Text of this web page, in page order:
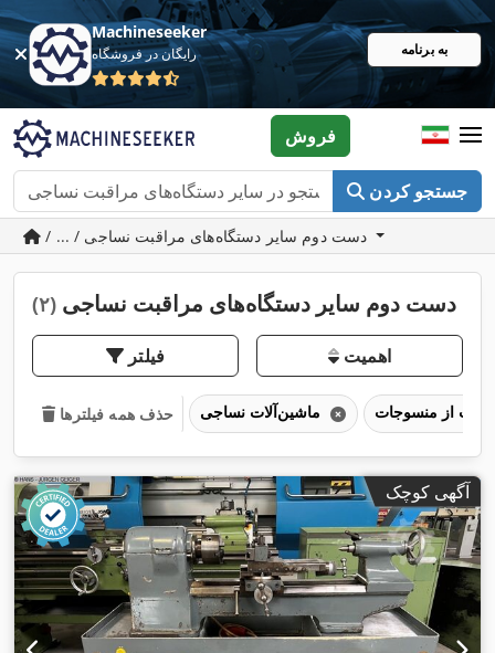
Machineseeker
رایگان در فروشگاه به برنامه
جستجو کردن
فروش
دست دوم سایر دستگاه‌های مراقبت نساجی (۲)
فیلتر اهمیت
حذف همه فیلترها
آگهی کوچک